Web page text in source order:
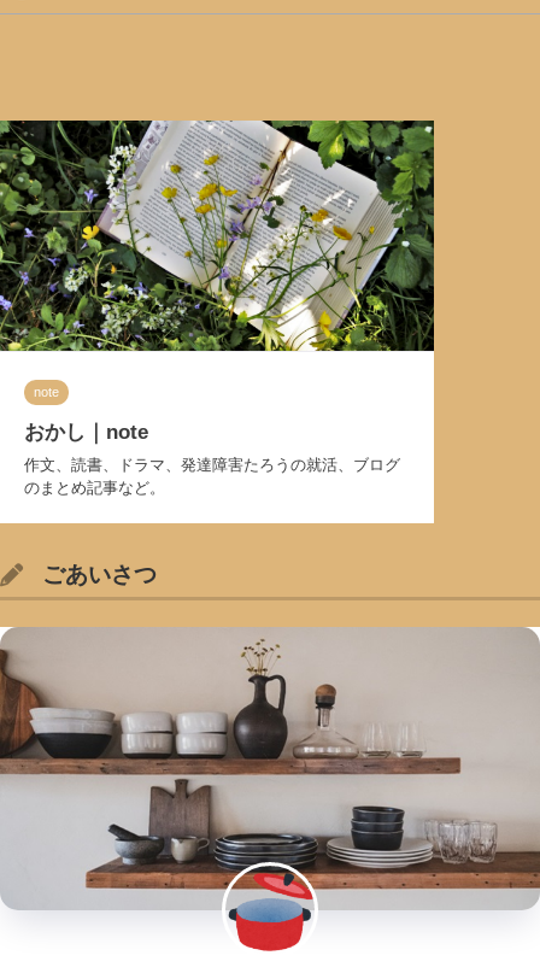
note
おかし｜note
作文、読書、ドラマ、発達障害たろうの就活、ブログ
のまとめ記事など。
ごあいさつ